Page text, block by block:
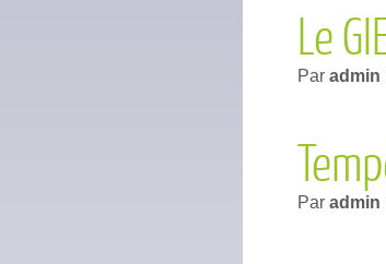
Le
Par admin
Par admin